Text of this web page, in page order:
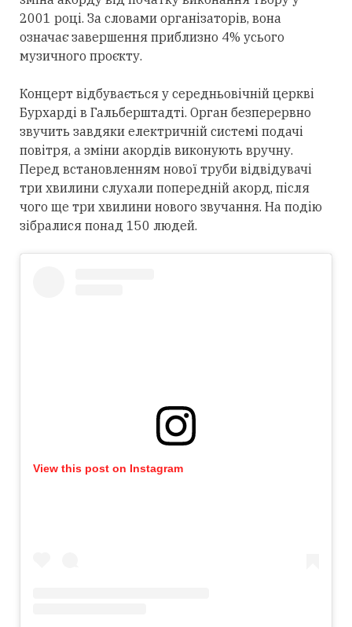
2001 році. За словами організаторів, вона
означає завершення приблизно 4% усього
музичного проєкту.
Концерт відбувається у середньовічній церкві
Бурхарді в Гальберштадті. Орган безперервно
звучить завдяки електричній системі подачі
повітря, а зміни акордів виконують вручну.
Перед встановленням нової труби відвідувачі
три хвилини слухали попередній акорд, після
чого ще три хвилини нового звучання. На подію
зібралися понад 150 людей.
View this post on Instagram